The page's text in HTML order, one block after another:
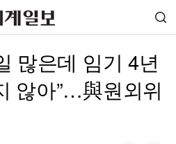
많은데 임기 4년
않아”…與원외위